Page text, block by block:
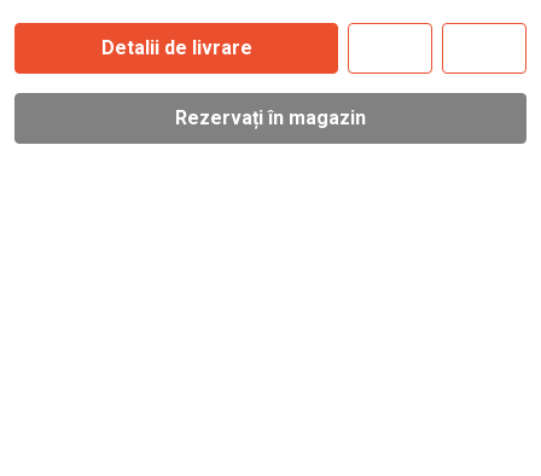
Detalii de livrare
Rezervați în magazin